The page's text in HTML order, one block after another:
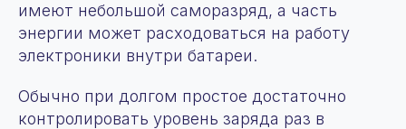
имеют небольшой саморазряд, а часть
энергии может расходоваться на работу
электроники внутри батареи.
Обычно при долгом простое достаточно
контролировать уровень заряда раз в